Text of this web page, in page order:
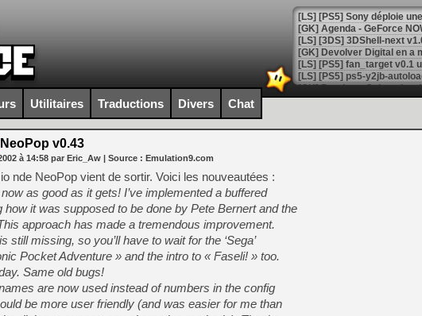
[GK] Agenda - GeForce
[GK] Devolver Digital en a
[LS] [PS5] ps5-y2jb-
[GK] Pourquoi Marvel
[GK] Test : Restory : Chill
[GK] GTA 6 : Rockstar
[GK] Hot Wheels Infinite
[GK] Mémoire cash -
[GK] Résultats Nintendo :
[GK] Déjà des
[Mo5] Brickboy cherche à
[GK] Minecraft et ses «
[GK] Beast of
[GK] Ubisoft : fin de partie
[GK] Mémoire cash -
[GK] Dan Houser (GTA)
[GK] Comment EA Sports
[GK] Crimson Moon : un
Utilitaires Traductions Divers Chat
NeoPop v0.43
à 14:58 par Eric_Aw | Source : Emulation9.com
nde NeoPop vient de sortir. Voici les nouveautées :
as good as it gets! I’ve implemented a buffered
how it was supposed to be done by Pete Bernert and the
approach has made a tremendous improvement.
still missing, so you’ll have to wait for the ‘Sega’
Pocket Adventure » and the intro to « Faseli! » too.
Same old bugs!
are now used instead of numbers in the config
be more user friendly (and was easier for me than